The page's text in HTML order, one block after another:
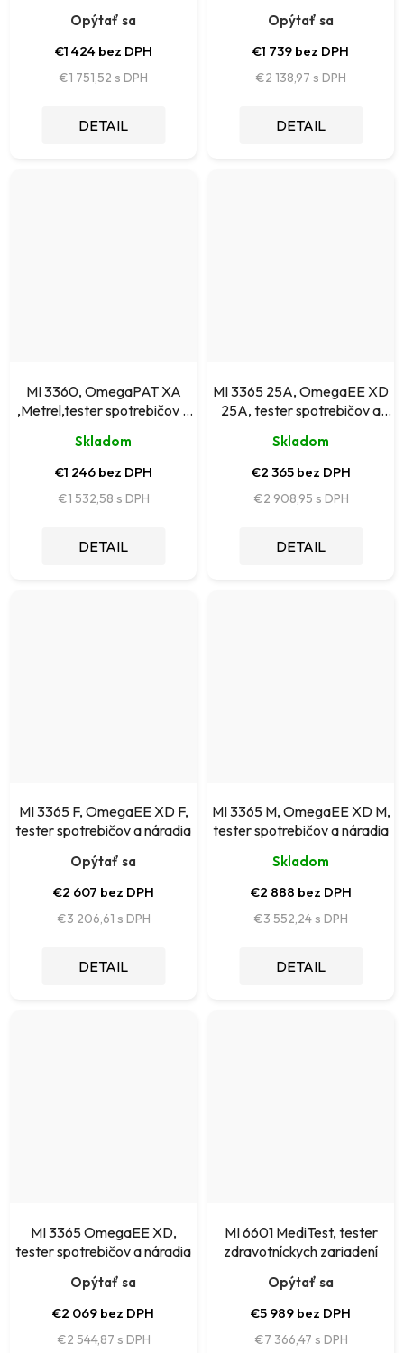
Opýtať sa
€1 424 bez DPH
€1 751,52
DETAIL
Opýtať sa
€1 739 bez DPH
€2 138,97
DETAIL
MI 3360, OmegaPAT XA
,Metrel,tester spotrebičov a
Skladom
€1 246 bez DPH
€1 532,58
DETAIL
MI 3365 25A, OmegaEE XD
25A, tester spotrebičov a
Skladom
€2 365 bez DPH
€2 908,95
DETAIL
MI 3365 F, OmegaEE XD F,
tester spotrebičov a náradia
Opýtať sa
€2 607 bez DPH
€3 206,61
DETAIL
MI 3365 M, OmegaEE XD M,
tester spotrebičov a náradia
Skladom
€2 888 bez DPH
€3 552,24
DETAIL
MI 3365 OmegaEE XD,
tester spotrebičov a náradia
Opýtať sa
€2 069 bez DPH
€2 544,87
MI 6601 MediTest, tester
zdravotníckych zariadení
Opýtať sa
€5 989 bez DPH
€7 366,47